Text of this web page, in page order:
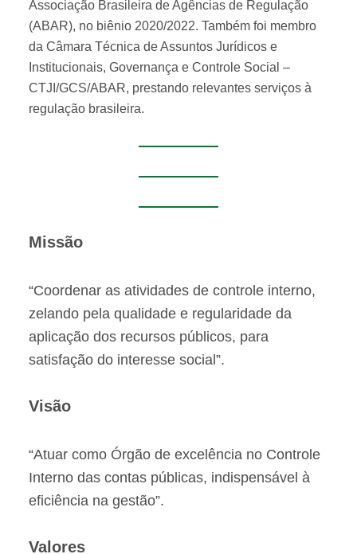
Associação Brasileira de Agências de Regulação
(ABAR), no biênio 2020/2022. Também foi membro
da Câmara Técnica de Assuntos Jurídicos e
Institucionais, Governança e Controle Social –
CTJI/GCS/ABAR, prestando relevantes serviços à
regulação brasileira.
Missão
“Coordenar as atividades de controle interno,
zelando pela qualidade e regularidade da
aplicação dos recursos públicos, para
satisfação do interesse social”.
Visão
“Atuar como Órgão de excelência no Controle
Interno das contas públicas, indispensável à
eficiência na gestão”.
Valores